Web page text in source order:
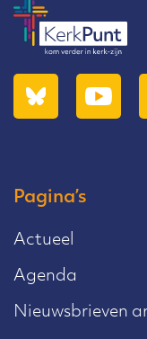
Pagina’s
Actueel
Agenda
Nieuwsbrieven